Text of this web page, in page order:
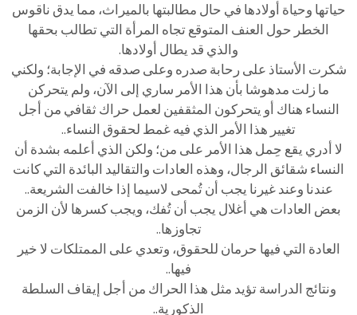
حياتها وحياة أولادها في حال مطالبتها بالميراث، مما يدق ناقوس
الخطر حول العنف المتوقع تجاه المرأة التي تطالب بحقها
والذي قد يطال أولادها.
شكرت الأستاذ على رحابة صدره وعلى صدقه في الإجابة؛ ولكني
ما زلت مدهوشا بأن هذا الأمر ساري إلى الآن، ولم يتحركن
النساء هناك أو يتحركون المثقفين لعمل حراك ثقافي من أجل
تغيير هذا الأمر الذي فيه غمط لحقوق النساء..
لا أدري يقع حِمل هذا الأمر على من؛ ولكن الذي أعلمه بشدة أن
النساء شقائق الرجال، وهذه العادات والتقاليد البائدة التي كانت
عندنا وعند غيرنا يجب أن تُمحى لاسيما إذا خالفت الشريعة..
بعض العادات هي أغلال يجب أن تُفك، ويجب كسرها لأن الزمن
تجاوزها..
العادة التي فيها حرمان للحقوق، وتعدي على الممتلكات لا خير
فيها..
ونتائج الدراسة تؤيد مثل هذا الحراك من أجل إيقاف السلطة
الذكورية..